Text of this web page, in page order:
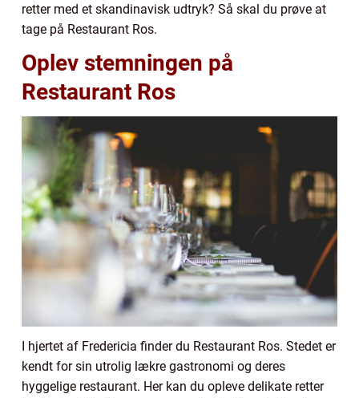
retter med et skandinavisk udtryk? Så skal du prøve at
tage på Restaurant Ros.
Oplev stemningen på
Restaurant Ros
I hjertet af Fredericia finder du Restaurant Ros. Stedet er
kendt for sin utrolig lækre gastronomi og deres
hyggelige restaurant. Her kan du opleve delikate retter